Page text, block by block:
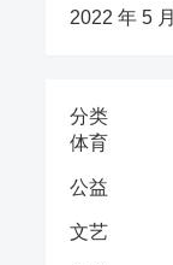
2022 年 5 月
分类
体育
公益
文艺